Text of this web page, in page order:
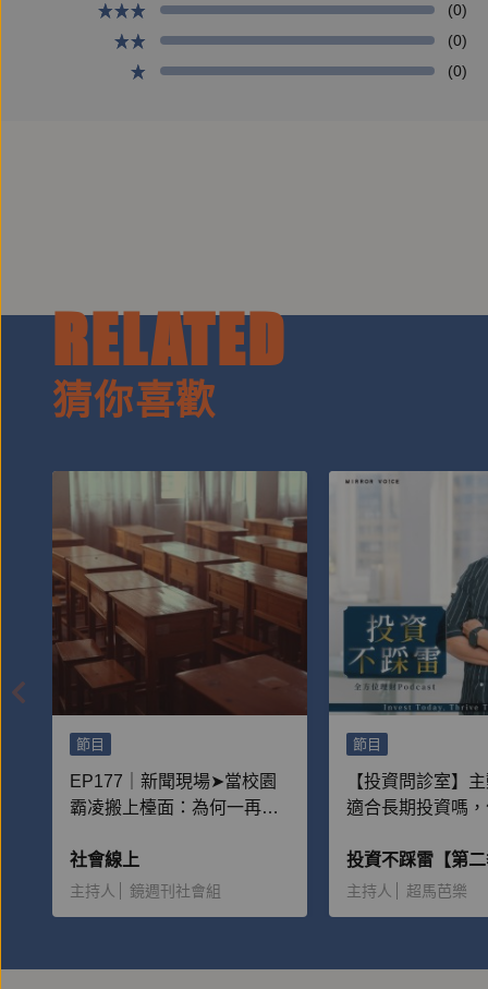
(0)
(0)
(0)
RELATED
猜你喜歡
節目
EP177｜新聞現場➤當校園
霸凌搬上檯面：為何一再重
社會線上
主持人 鏡週刊社會組
節目
【投資問診室】
適合長期投資嗎
投資不踩雷【第
主持人 超馬芭樂